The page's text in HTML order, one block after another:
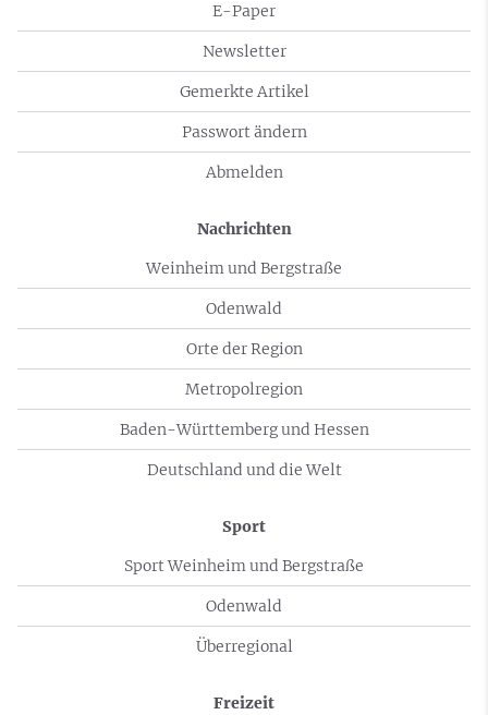
E-Paper
Newsletter
Gemerkte Artikel
Passwort ändern
Abmelden
Nachrichten
Weinheim und Bergstraße
Odenwald
Orte der Region
Metropolregion
Baden-Württemberg und Hessen
Deutschland und die Welt
Sport
Sport Weinheim und Bergstraße
Odenwald
Überregional
Freizeit